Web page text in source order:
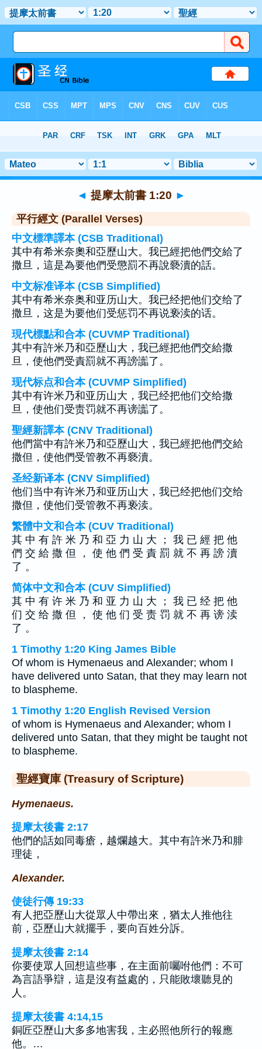
章 1 > 聖經金句 20
◄ 提摩太前書 1:20 ►
平行經文 (Parallel Verses)
中文標準譯本 (CSB Traditional)
其中有希米奈奧和亞歷山大。我已經把他們交給了
撒旦，這是為要他們受懲罰不再說褻瀆的話。
中文标准译本 (CSB Simplified)
其中有希米奈奥和亚历山大。我已经把他们交给了
撒旦，这是为要他们受惩罚不再说亵渎的话。
現代標點和合本 (CUVMP Traditional)
其中有許米乃和亞歷山大，我已經把他們交給撒
旦，使他們受責罰就不再謗讟了。
现代标点和合本 (CUVMP Simplified)
其中有许米乃和亚历山大，我已经把他们交给撒
旦，使他们受责罚就不再谤讟了。
聖經新譯本 (CNV Traditional)
他們當中有許米乃和亞歷山大，我已經把他們交給
撒但，使他們受管教不再褻瀆。
圣经新译本 (CNV Simplified)
他们当中有许米乃和亚历山大，我已经把他们交给
撒但，使他们受管教不再亵渎。
繁體中文和合本 (CUV Traditional)
其 中 有 許 米 乃 和 亞 力 山 大 ； 我 已 經 把 他
們 交 給 撒 但 ， 使 他 們 受 責 罰 就 不 再 謗 瀆
了 。
简体中文和合本 (CUV Simplified)
其 中 有 许 米 乃 和 亚 力 山 大 ； 我 已 经 把 他
们 交 给 撒 但 ， 使 他 们 受 责 罚 就 不 再 谤 渎
了 。
1 Timothy 1:20 King James Bible
Of whom is Hymenaeus and Alexander; whom I
have delivered unto Satan, that they may learn not
to blaspheme.
1 Timothy 1:20 English Revised Version
of whom is Hymenaeus and Alexander; whom I
delivered unto Satan, that they might be taught not
to blaspheme.
聖經寶庫 (Treasury of Scripture)
Hymenaeus.
提摩太後書 2:17
他們的話如同毒瘡，越爛越大。其中有許米乃和腓
理徒，
Alexander.
使徒行傳 19:33
有人把亞歷山大從眾人中帶出來，猶太人推他往
前，亞歷山大就擺手，要向百姓分訴。
提摩太後書 2:14
你要使眾人回想這些事，在主面前囑咐他們：不可
為言語爭辯，這是沒有益處的，只能敗壞聽見的
人。
提摩太後書 4:14,15
銅匠亞歷山大多多地害我，主必照他所行的報應
他。…